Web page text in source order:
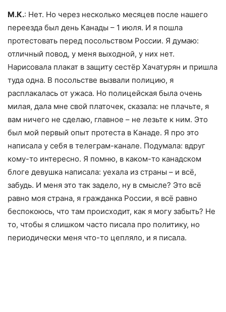
М.К.: Нет. Но через несколько месяцев после нашего
переезда был день Канады – 1 июля. И я пошла
протестовать перед посольством России. Я думаю:
отличный повод, у меня выходной, у них нет.
Нарисовала плакат в защиту сестёр Хачатурян и пришла
туда одна. В посольстве вызвали полицию, я
расплакалась от ужаса. Но полицейская была очень
милая, дала мне свой платочек, сказала: не плачьте, я
вам ничего не сделаю, главное – не лезьте к ним. Это
был мой первый опыт протеста в Канаде. Я про это
написала у себя в телеграм-канале. Подумала: вдруг
кому-то интересно. Я помню, в каком-то канадском
блоге девушка написала: уехала из страны – и всё,
забудь. И меня это так задело, ну в смысле? Это всё
равно моя страна, я гражданка России, я всё равно
беспокоюсь, что там происходит, как я могу забыть? Не
то, чтобы я слишком часто писала про политику, но
периодически меня что-то цепляло, и я писала.